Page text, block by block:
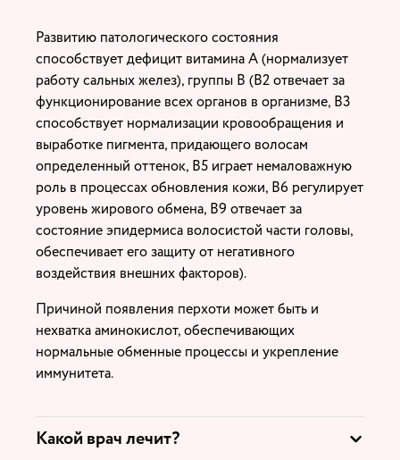
Развитию патологического состояния
способствует дефицит витамина А (нормализует
работу сальных желез), группы В (В2 отвечает за
функционирование всех органов в организме, В3
способствует нормализации кровообращения и
выработке пигмента, придающего волосам
определенный оттенок, В5 играет немаловажную
роль в процессах обновления кожи, В6 регулирует
уровень жирового обмена, В9 отвечает за
состояние эпидермиса волосистой части головы,
обеспечивает его защиту от негативного
воздействия внешних факторов).
Причиной появления перхоти может быть и
нехватка аминокислот, обеспечивающих
нормальные обменные процессы и укрепление
иммунитета.
Какой врач лечит?